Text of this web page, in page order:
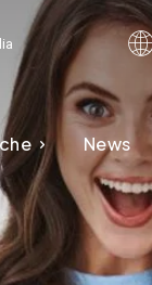
News